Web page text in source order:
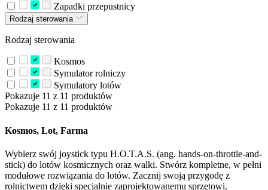
Zapadki przepustnicy
Rodzaj sterowania
Rodzaj sterowania
Kosmos
Symulator rolniczy
Symulatory lotów
Pokazuje 11 z 11 produktów
Pokazuje 11 z 11 produktów
Kosmos, Lot, Farma
Wybierz swój joystick typu H.O.T.A.S. (ang. hands-on-throttle-and-
stick) do lotów kosmicznych oraz walki. Stwórz kompletne, w pełni
modułowe rozwiązania do lotów. Zacznij swoją przygodę z
rolnictwem dzięki specjalnie zaprojektowanemu sprzętowi.